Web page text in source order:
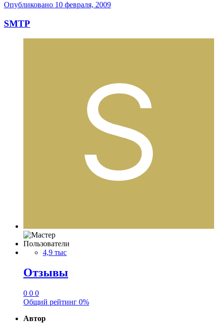
Опубликовано 10 февраля, 2009
SMTP
Пользователи
4,9 тыс
Отзывы
0 0 0
Общий рейтинг 0%
Автор